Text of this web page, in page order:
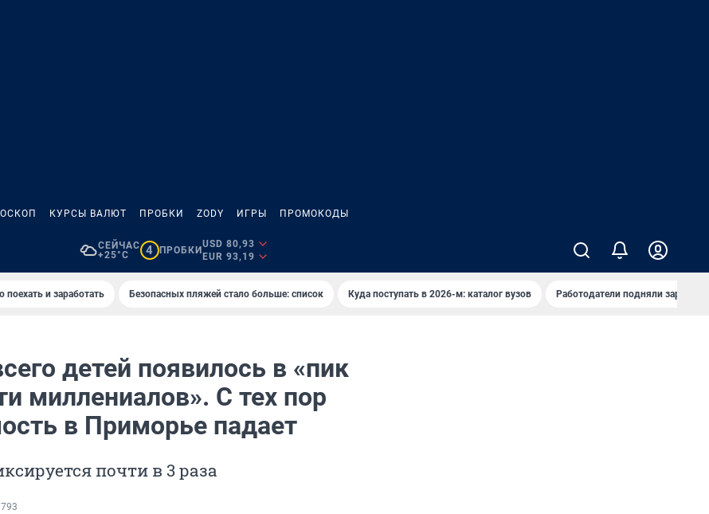
КУРСЫ ВАЛЮТ ПРОБКИ ZODY ИГРЫ ПРОМОКОДЫ
СЕЙЧАС
+25°C
4 ПРОБКИ
USD 80,93
EUR 93,19
поехать и заработать Безопасных пляжей стало больше: список Куда поступать в 2026-м: каталог вузов Работодатели подняли
детей появилось в «пик
миллениалов». С тех пор
в Приморье падает
почти в 3 раза
793